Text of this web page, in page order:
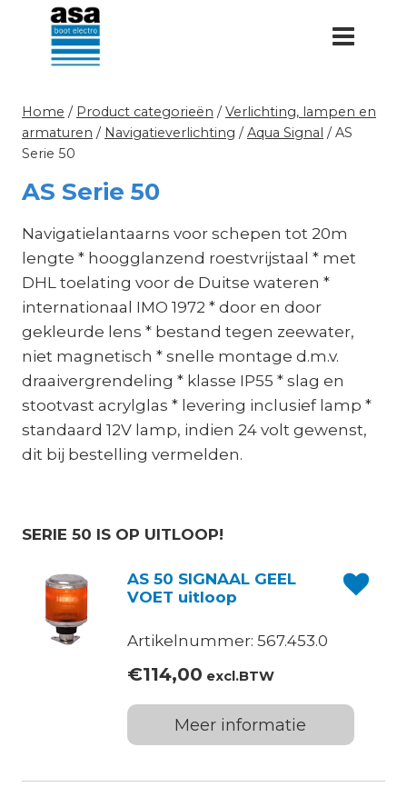
Doorgaan
inhoud
Home / Product categorieën / Verlichting, lampen en
armaturen / Navigatieverlichting / Aqua Signal / AS
Serie 50
AS Serie 50
Navigatielantaarns voor schepen tot 20m
lengte * hoogglanzend roestvrijstaal * met
DHL toelating voor de Duitse wateren *
internationaal IMO 1972 * door en door
gekleurde lens * bestand tegen zeewater,
niet magnetisch * snelle montage d.m.v.
draaivergrendeling * klasse IP55 * slag en
stootvast acrylglas * levering inclusief lamp *
standaard 12V lamp, indien 24 volt gewenst,
dit bij bestelling vermelden.
SERIE 50 IS OP UITLOOP!
AS 50 SIGNAAL GEEL
VOET uitloop
Artikelnummer: 567.453.0
€114,00 excl.BTW
Meer informatie